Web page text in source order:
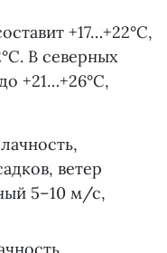
+17…+22°С,
В северных
+21…+26°С,
ветер
5–10 м/с,